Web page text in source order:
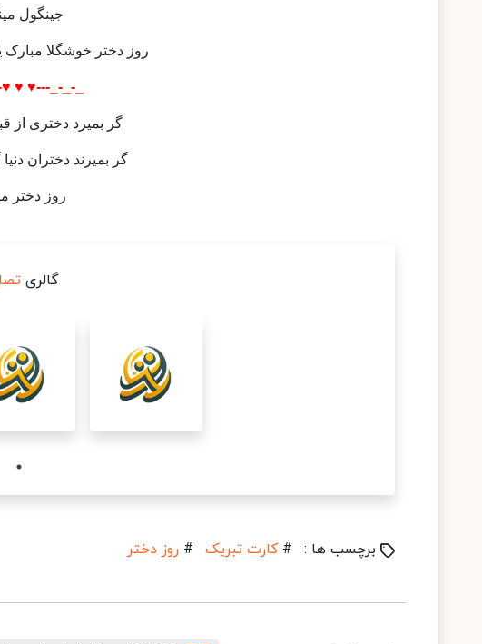
جینگول
روز دختر خوشگلا مبارک
♥️ ♥️ ♥️---_-_-_
گر بمیرد دختری از
گر بمیرند دختران
روز دختر
گالری
برچسب ها : # کارت تبریک # روز دختر